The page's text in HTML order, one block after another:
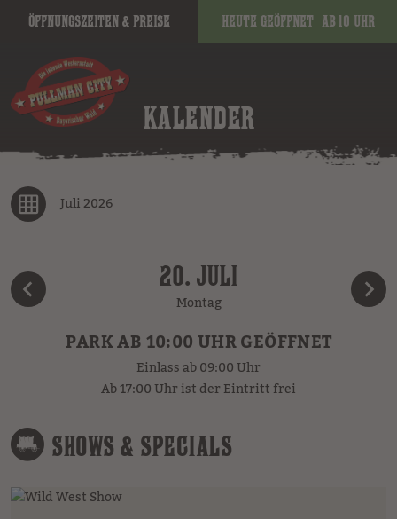
Öffnungszeiten & Preise Heute geöffnet ab 10 Uhr
KALENDER
Juli 2026
20. JULI
Montag
PARK AB 10:00 UHR GEÖFFNET
Einlass ab 09:00 Uhr
Ab 17:00 Uhr ist der Eintritt frei
SHOWS & SPECIALS